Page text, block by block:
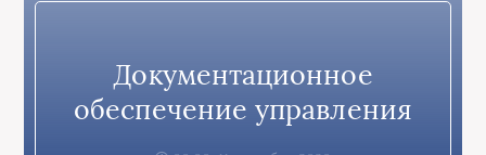
Документационное
обеспечение управления